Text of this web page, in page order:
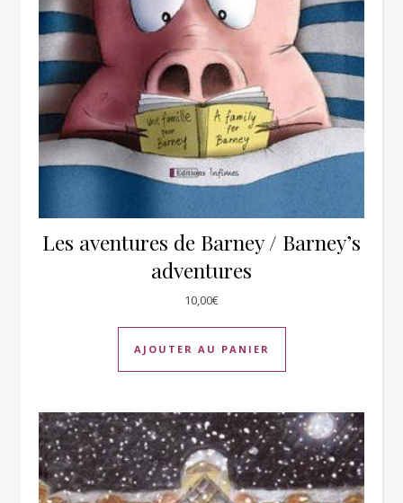
Les aventures de Barney / Barney’s
adventures
10,00€
AJOUTER AU PANIER